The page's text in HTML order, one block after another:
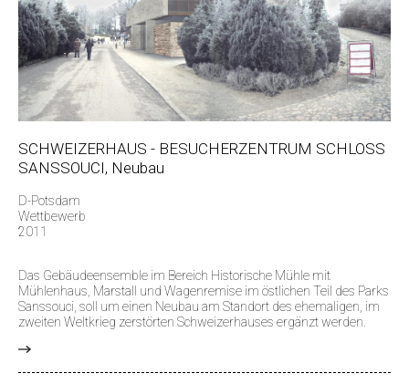
SCHWEIZERHAUS - BESUCHERZENTRUM SCHLOSS
SANSSOUCI, Neubau
D-Potsdam
Wettbewerb
2011
Das Gebäudeensemble im Bereich Historische Mühle mit
Mühlenhaus, Marstall und Wagenremise im östlichen Teil des Parks
Sanssouci, soll um einen Neubau am Standort des ehemaligen, im
zweiten Weltkrieg zerstörten Schweizerhauses ergänzt werden.